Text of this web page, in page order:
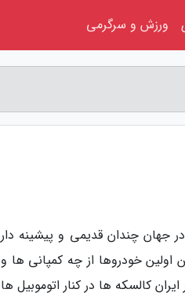
جهان چندان قدیمی و پیشینه دار
اولین خودروها از چه کمپانی ها و
کالسکه ها در کنار اتوموبیل ها
ورزش و سرگرمی